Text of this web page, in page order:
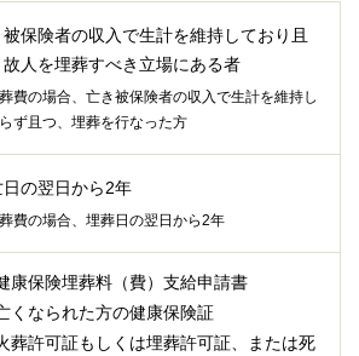
保険者の収入で生計を維持しており且
故人を埋葬すべき立場にある者
費の場合、亡き被保険者の収入で生計を維持し
ず且つ、埋葬を行なった方
日の翌日から2年
費の場合、埋葬日の翌日から2年
康保険埋葬料（費）支給申請書
くなられた方の健康保険証
葬許可証もしくは埋葬許可証、または死